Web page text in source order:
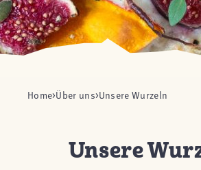
Home Über uns Unsere Wurzeln
Unsere